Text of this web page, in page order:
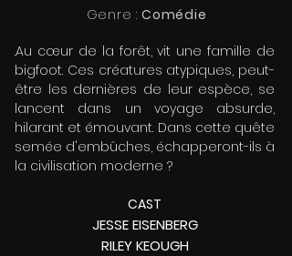
Genre :Comédie
.Au cœur de la forêt, vit une famille de
bigfoot. Ces créatures atypiques, peut-
être les dernières de leur espèce, se
lancent dans un voyage absurde,
hilarant et émouvant. Dans cette quête
semée d'embûches, échapperont-ils à
la civilisation moderne ?
CAST
JESSE EISENBERG
RILEY KEOUGH